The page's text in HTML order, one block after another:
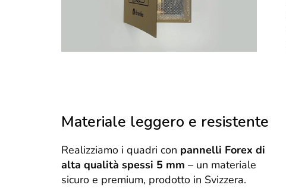
Materiale leggero e resistente
Realizziamo i quadri con pannelli Forex di
alta qualità spessi 5 mm – un materiale
sicuro e premium, prodotto in Svizzera.